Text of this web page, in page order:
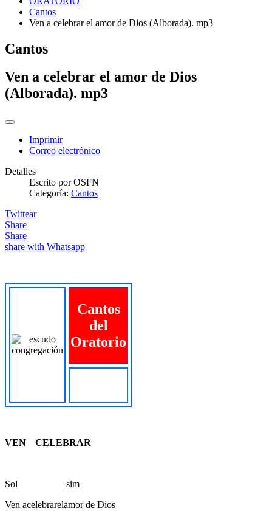
Cantos
Ven a celebrar el amor de Dios (Alborada). mp3
Cantos
Ven a celebrar el amor de Dios
(Alborada). mp3
Imprimir
Correo electrónico
Detalles
Escrito porOSFN
Categoría: Cantos
Twittear
Share
Share
share with Whatsapp
Cantos
del
Oratorio
VEN CELEBRAR
Sol sim
Ven acelebrarelamorde Dios